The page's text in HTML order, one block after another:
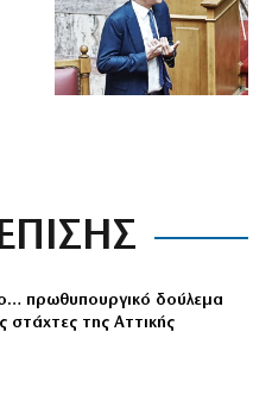
πρωθυπουργικό δούλεμα
στάχτες της Αττικής